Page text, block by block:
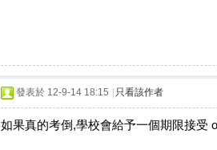
發表於 12-9-14 18:15 只看該作者
如果真的考倒,學校會給予一個期限接受